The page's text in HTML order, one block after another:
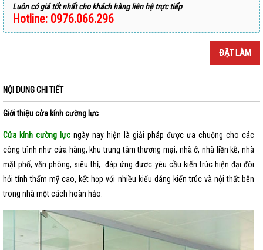
Luôn có giá tốt nhất cho khách hàng liên hệ trực tiếp
Hotline: 0976.066.296
ĐẶT LÀM
NỘI DUNG CHI TIẾT
Giới thiệu cửa kính cường lực
Cửa kính cường lực ngày nay hiện là giải pháp được ưa chuộng cho các
công trình như cửa hàng, khu trung tâm thương mại, nhà ở, nhà liền kề, nhà
mặt phố, văn phòng, siêu thị,…đáp ứng được yêu cầu kiến trúc hiện đại đòi
hỏi tính thẩm mỹ cao, kết hợp với nhiều kiểu dáng kiến trúc và nội thất bên
trong nhà một cách hoàn hảo.